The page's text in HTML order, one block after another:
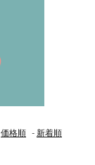
価格順 - 新着順